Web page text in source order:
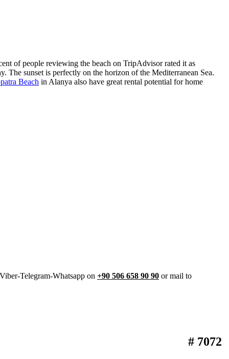
of people reviewing the beach on TripAdvisor rated it as
The sunset is perfectly on the horizon of the Mediterranean Sea.
Beach in Alanya also have great rental potential for home
Telegram-Whatsapp on +90 506 658 90 90 or mail to
# 7072